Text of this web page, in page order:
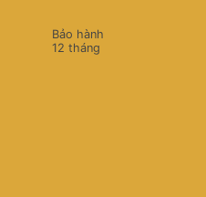
Bảo hành
12 tháng